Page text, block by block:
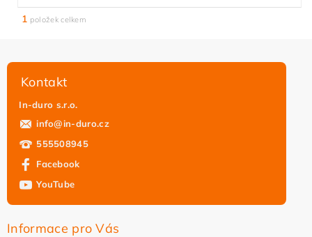
1 položek celkem
Kontakt
In-duro s.r.o.
info@in-duro.cz
555508945
Facebook
YouTube
Informace pro Vás